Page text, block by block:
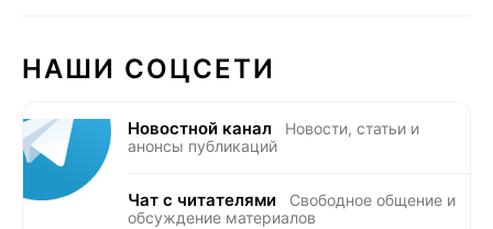
НАШИ СОЦСЕТИ
Новостной канал
Новости, статьи и
анонсы публикаций
Чат с читателями
Свободное общение и
обсуждение материалов